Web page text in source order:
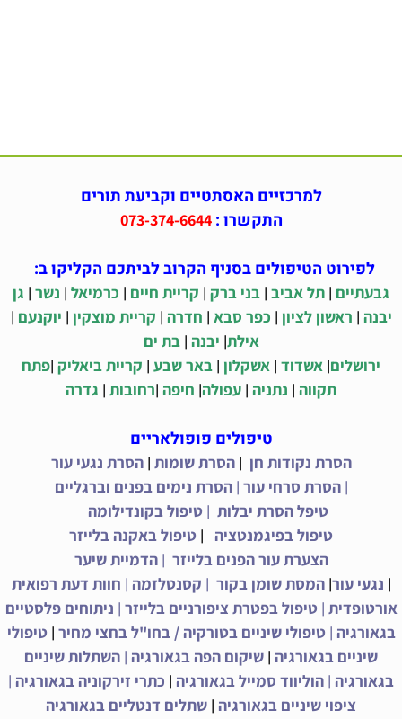
למרכזיים האסתטיים וקביעת תורים
התקשרו : 073-374-6644
לפירוט הטיפולים בסניף הקרוב לביתכם הקליקו ב:
גבעתיים | תל אביב | בני ברק | קריית חיים | כרמיאל | נשר | גן
יבנה | ראשון לציון | כפר סבא | חדרה | קריית מוצקין | יוקנעם |
אילת| יבנה |בת ים
ירושלים| אשדוד | אשקלון | באר שבע | קריית ביאליק |פתח
תקווה | נתניה | עפולה| חיפה |רחובות | גדרה
טיפולים פופולאריים
הסרת נקודות חן |הסרת שומות |הסרת נגעי עור
|הסרת סרחי עור |הסרת נימים בפנים וברגליים
טיפל הסרת יבלות | טיפול בקונדילומה
טיפול בפיגמנטציה
| טיפול באקנה בלייזר
הצערת עור הפנים בלייזר |הדמיית שיער
| נגעי עור|המסת שומן בקור | קסנטלזמה | חוות דעת רפואית
אורטופדית |טיפול בפטרת ציפורניים בלייזר | ניתוחים פלסטיים
בגאורגיה |טיפולי שיניים בטורקיה / בחו"ל בחצי מחיר |טיפולי
שיניים בגאורגיה | שיקום הפה בגאורגיה | השתלות שיניים
בגאורגיה | הוליווד סמייל בגאורגיה | כתרי זירקוניה בגאורגיה |
ציפוי שיניים בגאורגיה | שתלים דנטליים בגאורגיה